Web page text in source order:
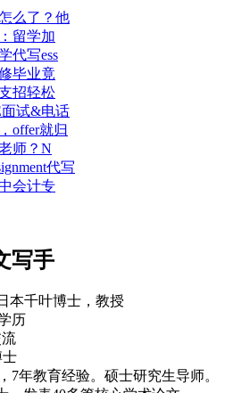
么了？他
留学加
代写ess
毕业竟
招轻松
面试&电话
offer就归
师？N
代写
会计专
写手
本千叶博士，教授
历
士
7年教育经验。硕士研究生导师。